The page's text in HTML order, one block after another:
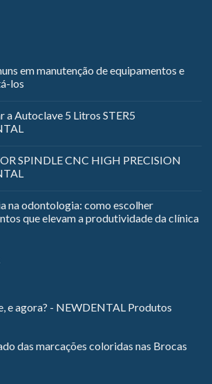
em manutenção de equipamentos e
los
a Autoclave 5 Litros STER5
SPINDLE CNC HIGH PRECISION
na odontologia: como escolher
que elevam a produtividade da clínica
e agora? - NEWDENTAL Produtos
das marcações coloridas nas Brocas